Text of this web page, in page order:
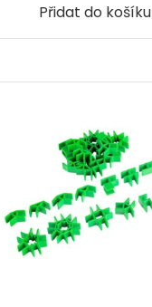
Přidat do košíku